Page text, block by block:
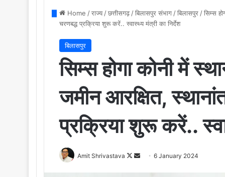
Home /राज्य/छत्तीसगढ़/बिलासपुर संभाग/बिलासपुर/सिम्स
चरणबद्ध प्रक्रिया शुरू करें.. स्वास्थ्य मंत्री का निर्देश
बिलासपुर
सिम्स होगा कोनी में
जमीन आरक्षित,
प्रक्रिया शुरू करें..
Amit Shrivastava
F
6 January 2024